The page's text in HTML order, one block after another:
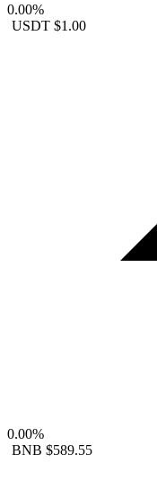
0.00%
USDT $1.00
0.00%
BNB $589.55